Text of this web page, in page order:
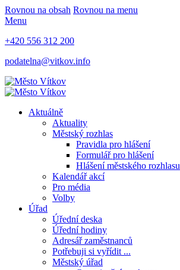
Rovnou na obsah Rovnou na menu
Menu
+420 556 312 200
podatelna@vitkov.info
Aktuálně
Aktuality
Městský rozhlas
Pravidla pro hlášení
Formulář pro hlášení
Hlášení městského rozhlasu
Kalendář akcí
Pro média
Volby
Úřad
Úřední deska
Úřední hodiny
Adresář zaměstnanců
Potřebuji si vyřídit ...
Městský úřad